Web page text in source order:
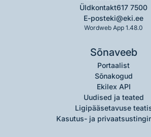
Üldkontakt617 7500
E-posteki@eki.ee
Wordweb App 1.48.0
Sõnaveeb
Portaalist
Sõnakogud
Ekilex API
Uudised ja teated
Ligipääsetavuse
Kasutus- ja